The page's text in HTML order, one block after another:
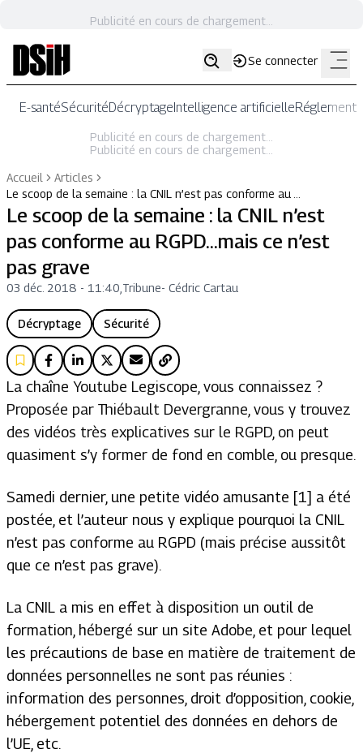
Publicité en cours de chargement...
Se connecter
E-santéSécuritéDécryptageIntelligence artificielle
Publicité en cours de chargement...
Publicité en cours de chargement...
Accueil
Articles
Le scoop de la semaine : la CNIL n’est pas conforme au …
Le scoop de la semaine : la CNIL n’est
pas conforme au RGPD…mais ce n’est
pas grave
03 déc. 2018 - 11:40 Tribune- Cédric Cartau
Décryptage Sécurité
La chaîne Youtube Legiscope, vous connaissez ?
Proposée par Thiébault Devergranne, vous y trouvez
des vidéos très explicatives sur le RGPD, on peut
quasiment s’y former de fond en comble, ou presque.
Samedi dernier, une petite vidéo amusante [1] a été
postée, et l’auteur nous y explique pourquoi la CNIL
n’est pas conforme au RGPD (mais précise aussitôt
que ce n’est pas grave).
La CNIL a mis en effet à disposition un outil de
formation, hébergé sur un site Adobe, et pour lequel
les précautions de base en matière de traitement de
données personnelles ne sont pas réunies :
information des personnes, droit d’opposition, cookie,
hébergement potentiel des données en dehors de
l’UE, etc.